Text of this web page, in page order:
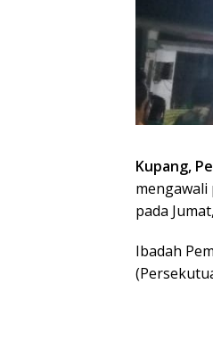
Kupang,
mengawali
pada
Ibadah